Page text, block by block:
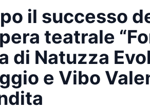
il successo
teatrale
di Natuzza
e Vibo